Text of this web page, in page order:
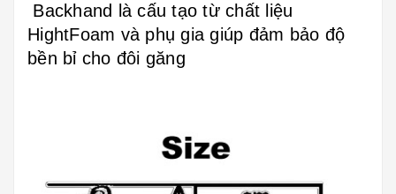
Backhand là cấu tạo từ chất liệu
HightFoam và phụ gia giúp đảm bảo độ
bền bỉ cho đôi găng